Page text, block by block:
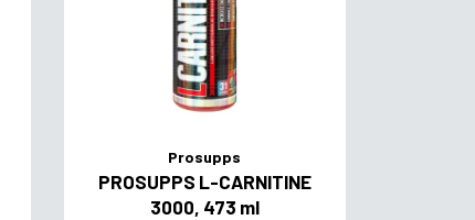
Prosupps
PROSUPPS L-CARNITINE
3000, 473 ml